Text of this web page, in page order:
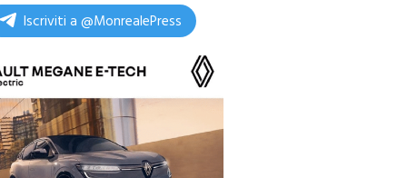
Iscriviti a @MonrealePress